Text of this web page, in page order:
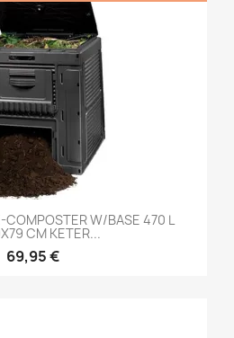
COMPOSTER W/BASE 470 L
CM KETER...
69,95 €